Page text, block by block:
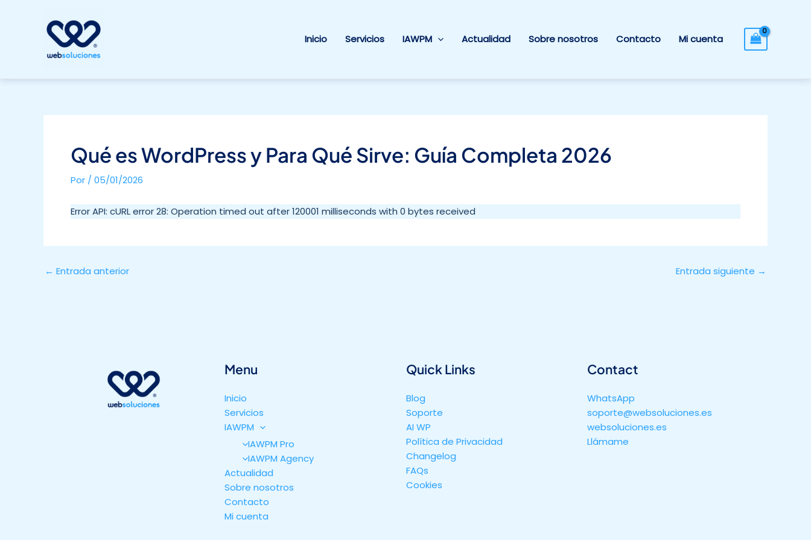
Inicio Servicios IAWPM Actualidad Sobre nosotros Contacto Mi cuenta
Qué es WordPress y Para Qué Sirve: Guía Completa 2026
Por / 05/01/2026
Error API: cURL error 28: Operation timed out after 120001 milliseconds with 0 bytes received
← Entrada anterior Entrada siguiente →
Menu
Inicio
Servicios
IAWPM
IAWPM Pro
IAWPM Agency
Actualidad
Sobre nosotros
Contacto
Mi cuenta
Quick Links
Blog
Soporte
AI WP
Política de Privacidad
Changelog
FAQs
Cookies
Contact
WhatsApp
soporte@websoluciones.es
websoluciones.es
Llámame